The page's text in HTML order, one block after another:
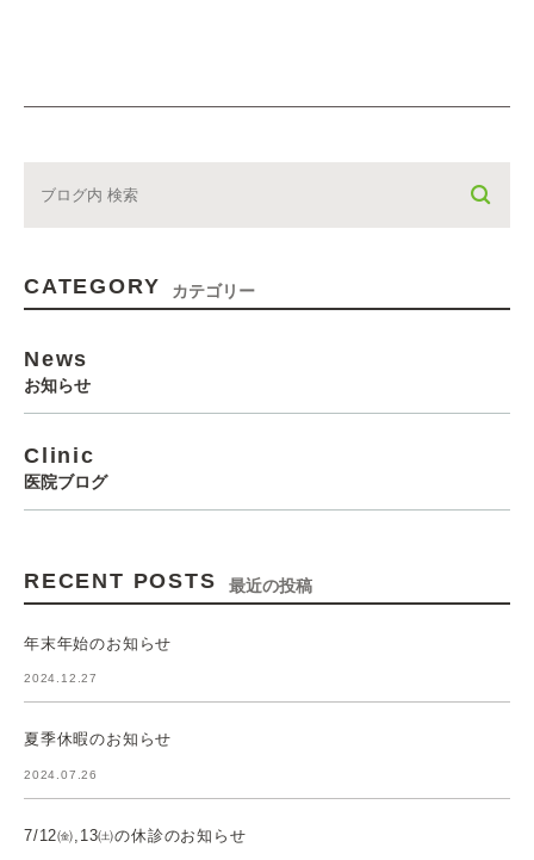
CATEGORY カテゴリー
News
お知らせ
Clinic
医院ブログ
RECENT POSTS 最近の投稿
年末年始のお知らせ
2024.12.27
夏季休暇のお知らせ
2024.07.26
7/12㈮,13㈯の休診のお知らせ